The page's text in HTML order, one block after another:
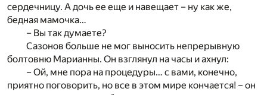
сердечницу. А дочь ее еще и навещает – ну как же,
бедная мамочка…
– Вы так думаете?
Сазонов больше не мог выносить непрерывную
болтовню Марианны. Он взглянул на часы и ахнул:
– Ой, мне пора на процедуры… с вами, конечно,
приятно поговорить, но все в этом мире кончается! – он